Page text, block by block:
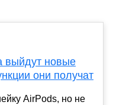
выйдут новые
они получат
AirPods, но не